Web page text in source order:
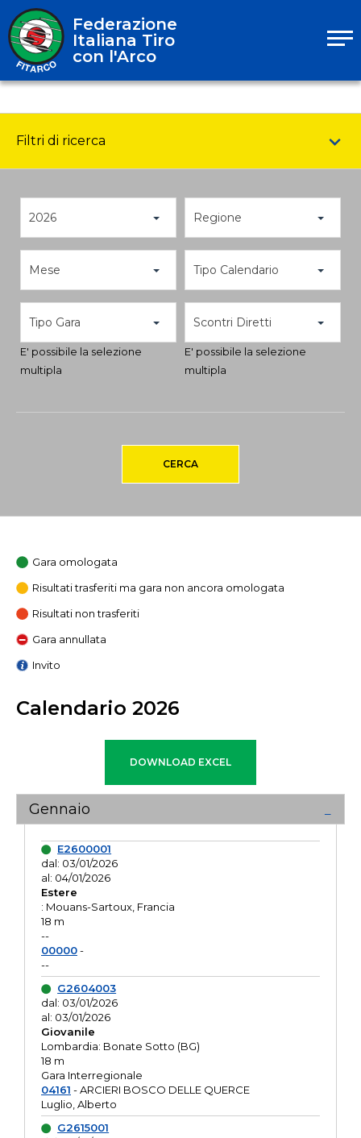
Federazione
Italiana Tiro
con l'Arco
Filtri di ricerca
2026 Regione
Mese Tipo Calendario
Tipo Gara
E' possibile la selezione
multipla
Scontri Diretti
E' possibile la selezione
multipla
CERCA
Gara omologata
Risultati trasferiti ma gara non ancora omologata
Risultati non trasferiti
Gara annullata
Invito
Calendario 2026
Gennaio
E2600001
dal: 03/01/2026
al: 04/01/2026
Estere
: Mouans-Sartoux, Francia
18 m
--
00000-
--
G2604003
dal: 03/01/2026
al: 03/01/2026
Giovanile
Lombardia: Bonate Sotto (BG)
18 m
Gara Interregionale
04161 - ARCIERI BOSCO DELLE QUERCE
Luglio, Alberto
G2615001